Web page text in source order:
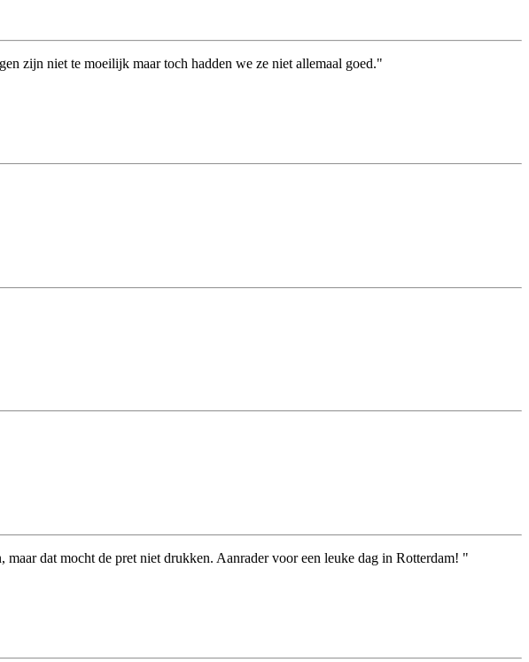
zijn niet te moeilijk maar toch hadden we ze niet allemaal goed."
dat mocht de pret niet drukken. Aanrader voor een leuke dag in Rotterdam! "